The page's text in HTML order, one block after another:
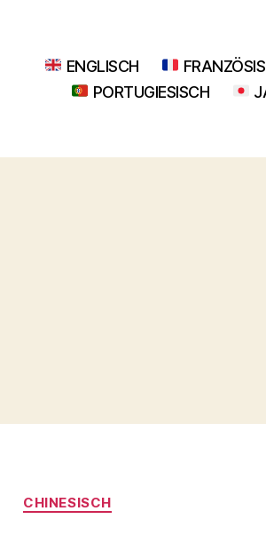
ENGLISCH
PORTUGIESISCH
Categories
CHINESISCH